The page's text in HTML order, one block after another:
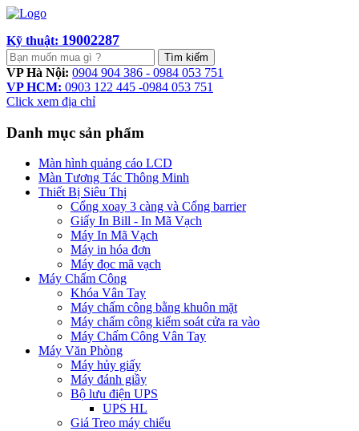
Kỹ thuật: 19002287
Tìm kiếm
VP Hà Nội: 0904 904 386 - 0984 053 751
VP HCM: 0903 122 445 -0984 053 751
Click xem địa chỉ
Danh mục sản phẩm
Màn hình quảng cáo LCD
Màn Tương Tác Thông Minh
Thiết Bị Siêu Thị
Cổng xoay 3 càng và Cổng barrier
Giấy In Bill - In Mã Vạch
Máy In Mã Vạch
Máy in hóa đơn
Máy đọc mã vạch
Máy Chấm Công
Khóa Vân Tay
Máy chấm công bằng khuôn mặt
Máy chấm công kiểm soát cửa ra vào
Máy Chấm Công Vân Tay
Máy Văn Phòng
Máy hủy giấy
Máy đánh giầy
Bộ lưu điện UPS
UPS HL
Giá Treo máy chiếu